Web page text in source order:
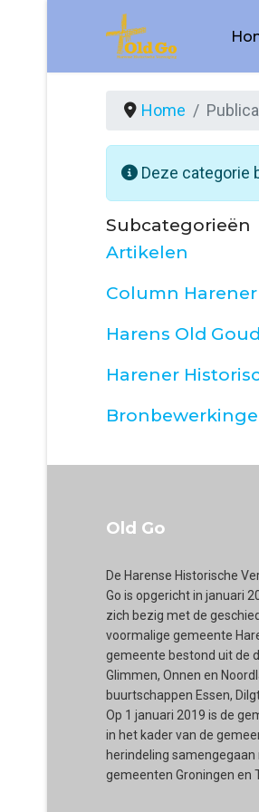
Home
Informatie
Deze categorie
Subcategorieën
Artikelen
Column
Harens Old Goud
Harener
Old Go
De Harense Historische
Go is opgericht in januari
zich bezig met de
voormalige gemeente
gemeente bestond uit de
Glimmen, Onnen en
buurtschappen Essen,
Op 1 januari 2019 is de
in het kader van de
herindeling samengegaan
gemeenten Groningen en